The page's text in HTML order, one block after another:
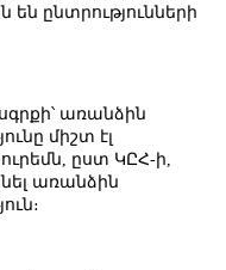
են ընտրությունների
առանձին
միշտ էլ
ուրեմն, ըստ ԿԸՀ-ի,
առանձին